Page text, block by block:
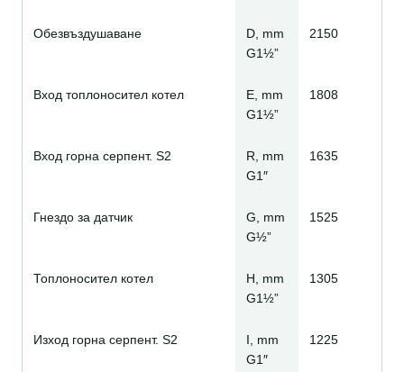
Обезвъздушаване
D, mm
G1½”
2150
Вход топлоносител котел
E, mm
G1½”
1808
Вход горна серпент. S2
R, mm
G1″
1635
Гнездо за датчик
G, mm
G½”
1525
Топлоносител котел
H, mm
G1½”
1305
Изход горна серпент. S2
I, mm
G1″
1225